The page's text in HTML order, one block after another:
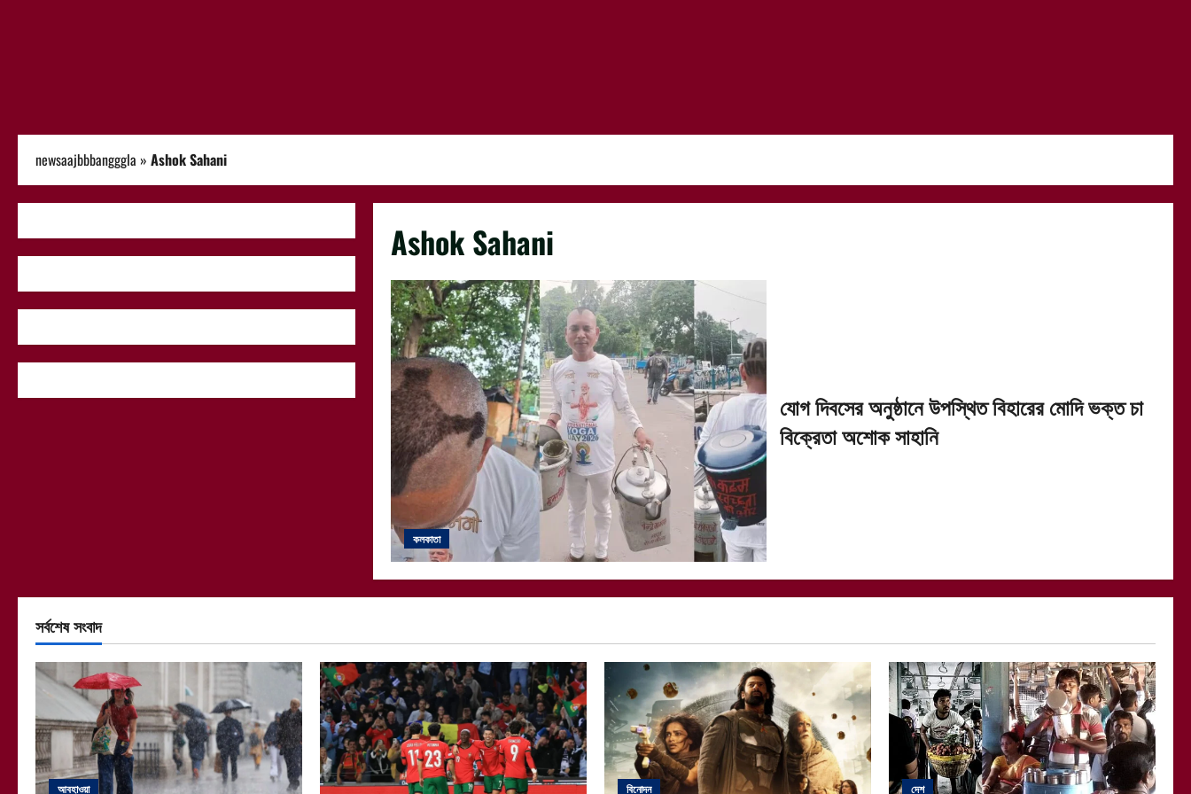
newsaajbbbangggla » Ashok Sahani
Ashok Sahani
কলকাতা
যোগ দিবসের অনুষ্ঠানে উপস্থিত বিহারের মোদি ভক্ত চা
বিক্রেতা অশোক সাহানি
সর্বশেষ সংবাদ
আবহাওয়া বিনোদন দেশ